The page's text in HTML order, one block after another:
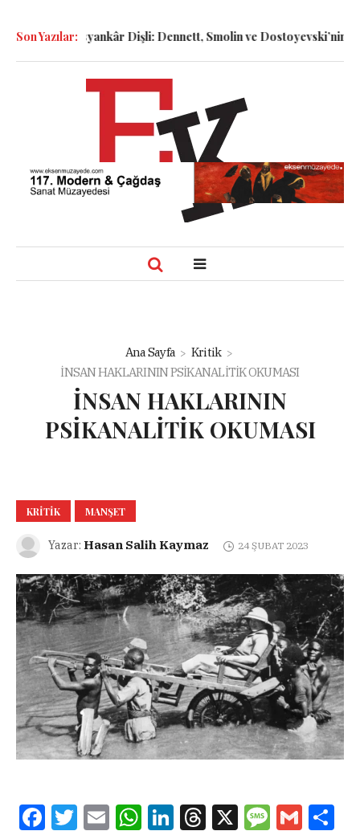
Son Yazılar:
İsyankâr Dişli: Dennett, Smolin ve Dostoyevski’nin İzinde
Ana Sayfa
Kritik
İNSAN HAKLARININ PSİKANALİTİK OKUMASI
İNSAN HAKLARININ
PSİKANALİTİK OKUMASI
KRITIK MANŞET
Yazar: Hasan Salih Kaymaz 24 ŞUBAT 2023
FacebookTwitterEmail WhatsAppLinkedInThreads
X Message
Gmail